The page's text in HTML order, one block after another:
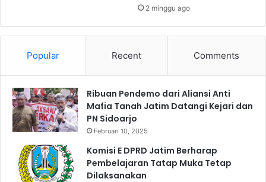
n
e
K
J
2 minggu ago
Popular Recent Comments
Ribuan Pendemo dari Aliansi Anti
Mafia Tanah Jatim Datangi Kejari dan
PN Sidoarjo
Februari 10, 2025
Komisi E DPRD Jatim Berharap
Pembelajaran Tatap Muka Tetap
Dilaksanakan